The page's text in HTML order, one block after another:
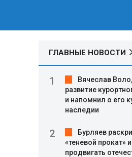
ГЛАВНЫЕ НОВОСТИ
Вячеслав
развитие
и напомнил о его
наследии
Бурляев
«теневой прокат»
продвигать